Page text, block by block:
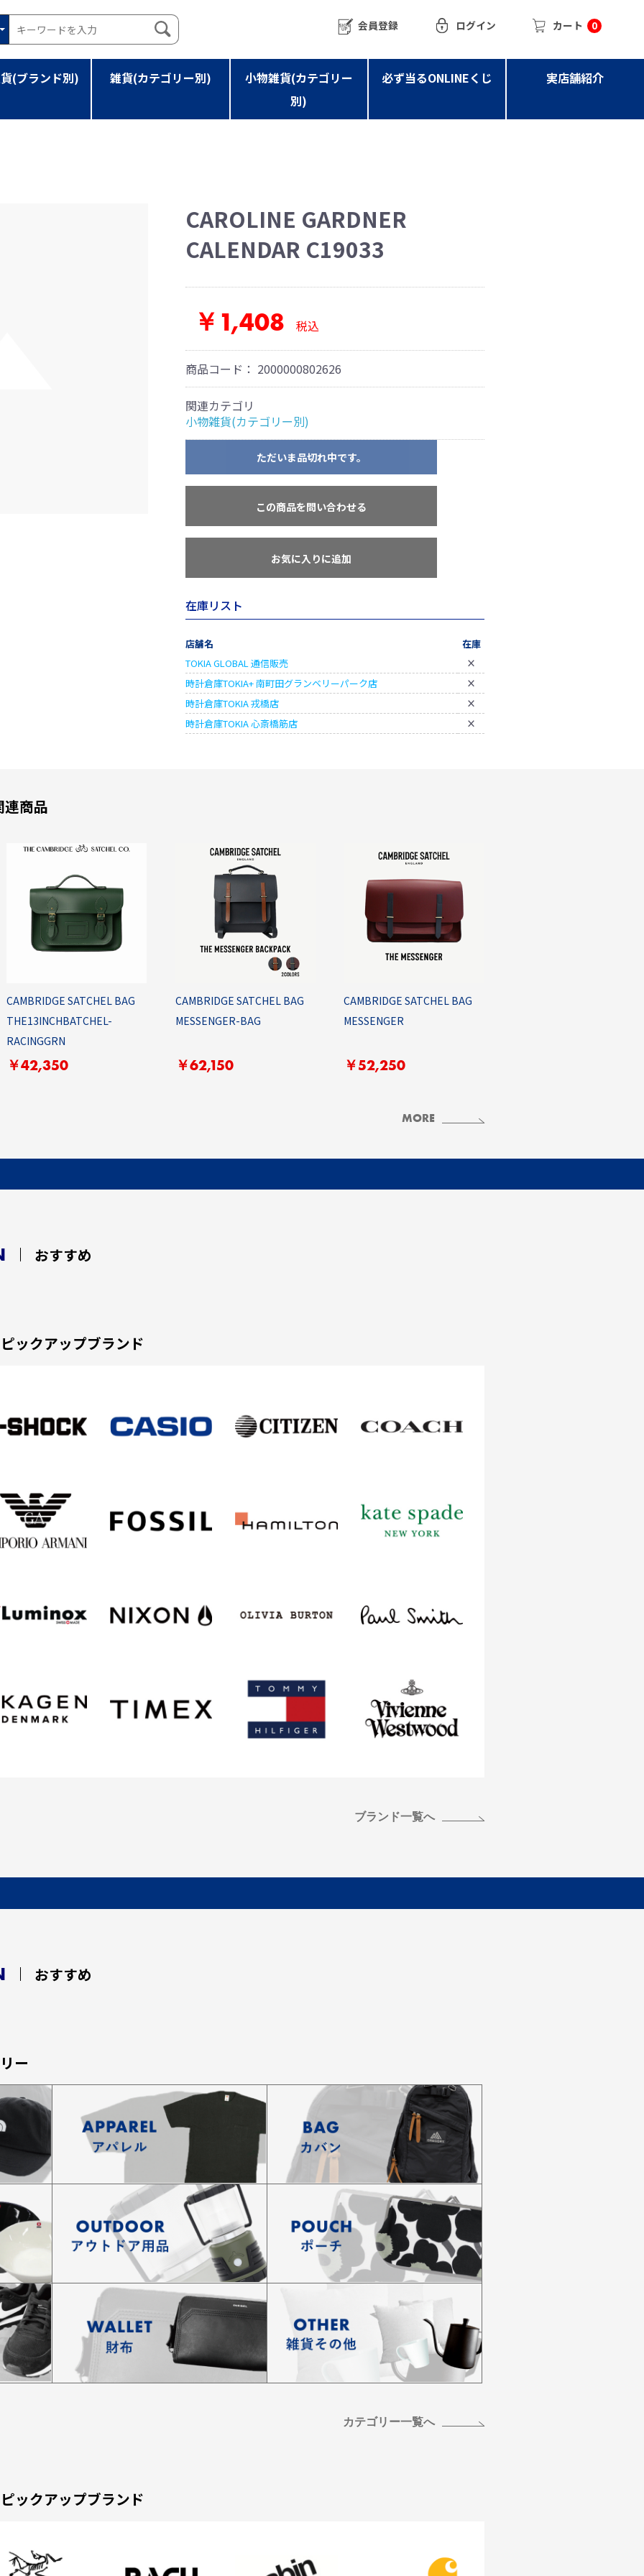
会員登録 ログイン カート 0
(ブランド別) 雑貨(カテゴリー別)
小物雑貨(カテゴリー
別)
必ず当るONLINEくじ 実店舗紹介
CAROLINE GARDNER
CALENDAR C19033
￥1,408 税込
商品コード： 2000000802626
関連カテゴリ
小物雑貨(カテゴリー別)
ただいま品切れ中です。
この商品を問い合わせる
お買い物を続ける カートへ進む
お気に入りに追加
在庫リスト
店舗名
在庫
TOKIA GLOBAL 通信販売
×
時計倉庫TOKIA+ 南町田グランベリーパーク店
×
時計倉庫TOKIA 戎橋店
×
時計倉庫TOKIA 心斎橋筋店
×
連商品
CAMBRIDGE SATCHEL BAG
THE13INCHBATCHEL-
RACINGGRN
￥42,350
CAMBRIDGE SATCHEL BAG
MESSENGER-BAG
￥62,150
CAMBRIDGE SATCHEL BAG
MESSENGER
￥52,250
MORE
おすすめ
ピックアップブランド
ブランド一覧へ
おすすめ
ー
カテゴリー一覧へ
ピックアップブランド